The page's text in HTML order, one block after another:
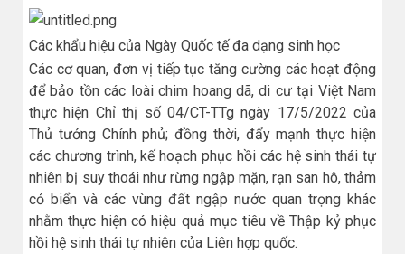
Các khẩu hiệu của Ngày Quốc tế đa dạng sinh học
Các cơ quan, đơn vị tiếp tục tăng cường các hoạt động
để bảo tồn các loài chim hoang dã, di cư tại Việt Nam
thực hiện Chỉ thị số 04/CT-TTg ngày 17/5/2022 của
Thủ tướng Chính phủ; đồng thời, đẩy mạnh thực hiện
các chương trình, kế hoạch phục hồi các hệ sinh thái tự
nhiên bị suy thoái như rừng ngập mặn, rạn san hô, thảm
cỏ biển và các vùng đất ngập nước quan trọng khác
nhằm thực hiện có hiệu quả mục tiêu về Thập kỷ phục
hồi hệ sinh thái tự nhiên của Liên hợp quốc.